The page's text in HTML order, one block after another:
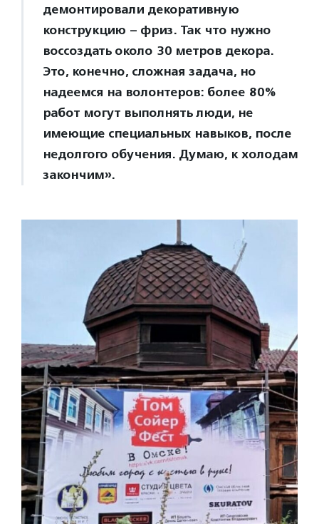
демонтировали декоративную
конструкцию – фриз. Так что нужно
воссоздать около 30 метров декора.
Это, конечно, сложная задача, но
надеемся на волонтеров: более 80%
работ могут выполнять люди, не
имеющие специальных навыков, после
недолгого обучения. Думаю, к холодам
закончим».